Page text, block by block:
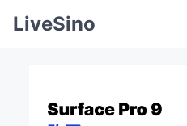
LiveSino